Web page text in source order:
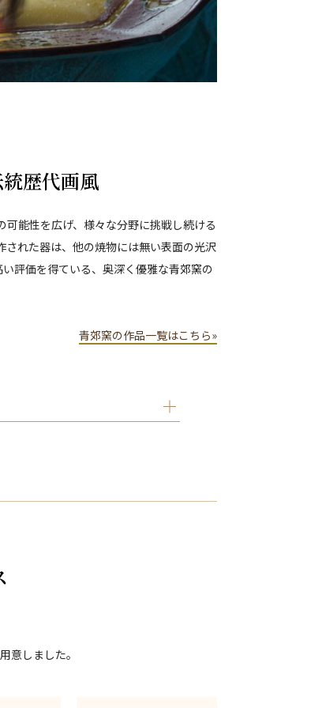
歴代画風
能性を広げ、様々な分野に挑戦し続ける
れた器は、他の焼物には無い表面の光沢
評価を得ている、奥深く優雅な青郊窯の
青郊窯の作品一覧はこちら»
意しました。